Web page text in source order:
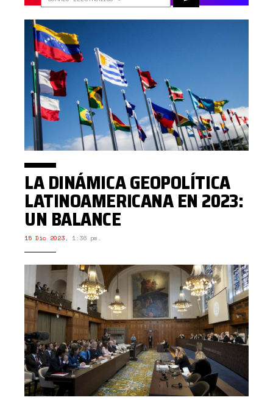
LA DINÁMICA GEOPOLÍTICA
LATINOAMERICANA EN 2023:
UN BALANCE
15 Dic 2023, 1:36 pm.